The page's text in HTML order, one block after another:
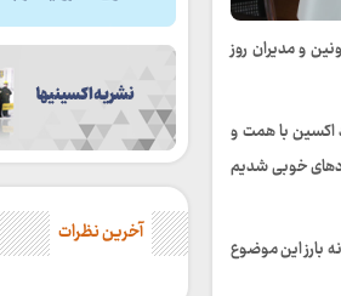
در سال ۱۴۰۳ با حضور مدیرعامل،معاونین و مدیران روز
اکسین با همت و
خوبی شدیم
بارز این موضوع
آخرین نظرات